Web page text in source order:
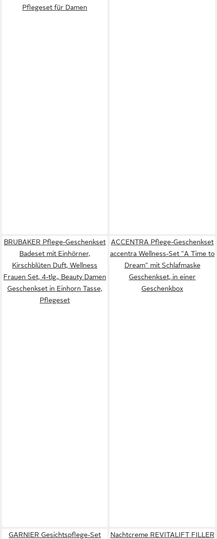
Pflegeset für Damen
BRUBAKER Pflege-Geschenkset
Badeset mit Einhörner,
Kirschblüten Duft, Wellness
Frauen Set, 4-tlg., Beauty Damen
Geschenkset in Einhorn Tasse,
Pflegeset
ACCENTRA Pflege-Geschenkset
accentra Wellness-Set "A Time to
Dream" mit Schlafmaske
Geschenkset, in einer
Geschenkbox
GARNIER Gesichtspflege-Set
Nachtcreme REVITALIFT FILLER